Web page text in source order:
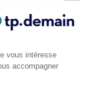
informations
vous intéresse
accompagner